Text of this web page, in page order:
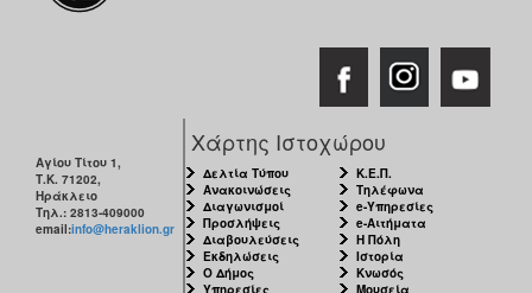
Αγίου Τίτου 1,
Τ.Κ. 71202,
Ηράκλειο
Τηλ.: 2813-409000
email:info@heraklion.gr
Χάρτης Ιστοχώρου
Δελτία Τύπου
Ανακοινώσεις
Διαγωνισμοί
Προσλήψεις
Διαβουλεύσεις
Εκδηλώσεις
Ο Δήμος
Υπηρεσίες
Κ.Ε.Π.
Τηλέφωνα
e-Υπηρεσίες
e-Αιτήματα
Η Πόλη
Ιστορία
Κνωσός
Μουσεία